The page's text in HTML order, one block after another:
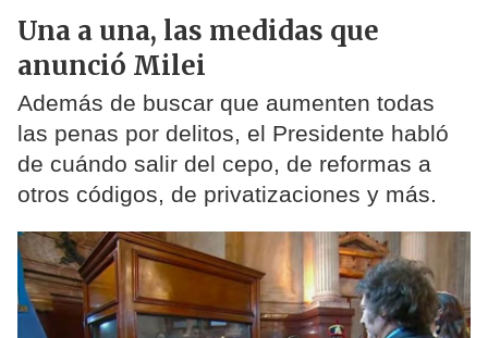
Una a una, las medidas que
anunció Milei
Además de buscar que aumenten todas
las penas por delitos, el Presidente habló
de cuándo salir del cepo, de reformas a
otros códigos, de privatizaciones y más.